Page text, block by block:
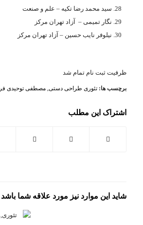
سید محمد رضا تکیه – علم و صنعت
نگار تمیمی – آزاد تهران مرکز
نیلوفر نایب حسین – آزاد تهران مرکز
ظرفیت ثبت نام تمام شد
برچسب ها: تئوری طراحی دستی, مصطفی توحیدی فر
اشتراک این مطلب
شاید این موارد نیز مورد علاقه شما باشد